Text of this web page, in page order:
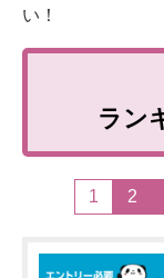
い！
ラン
1 2